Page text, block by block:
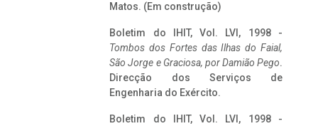
Matos. (Em construção)
Boletim do IHIT, Vol. LVI, 1998 -
Tombos dos Fortes das Ilhas do Faial,
São Jorge e Graciosa, por Damião Pego.
Direcção dos Serviços de
Engenharia do Exército.
Boletim do IHIT, Vol. LVI, 1998 -